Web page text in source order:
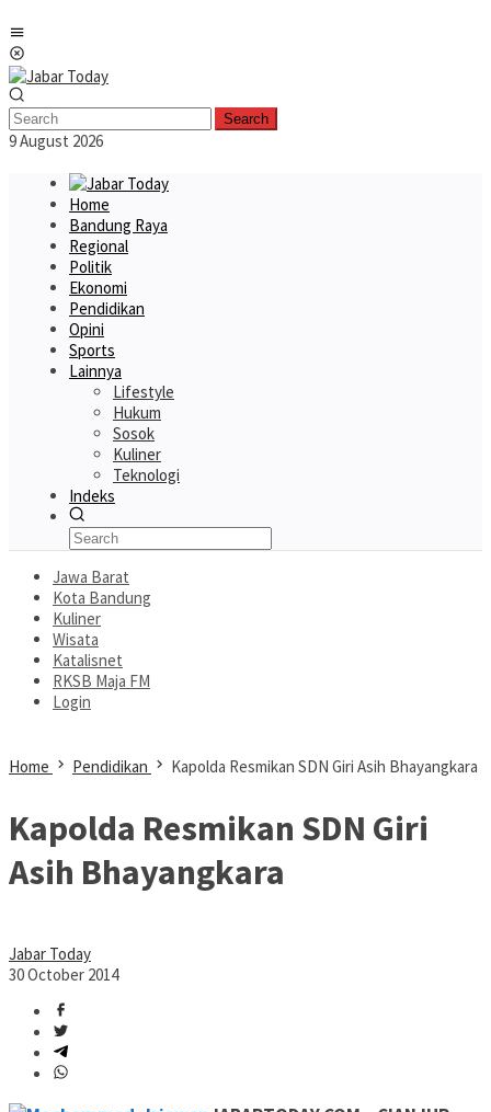
to
content
Search
9 August 2026
Home
Bandung Raya
Regional
Politik
Ekonomi
Pendidikan
Opini
Sports
Lainnya
Lifestyle
Hukum
Sosok
Kuliner
Teknologi
Indeks
Jawa Barat
Kota Bandung
Kuliner
Wisata
Katalisnet
RKSB Maja FM
Login
Home Pendidikan Kapolda Resmikan SDN Giri Asih Bhayangkara
Kapolda Resmikan SDN Giri
Asih Bhayangkara
Jabar Today
30 October 2014